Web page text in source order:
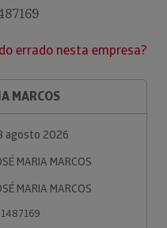
errado nesta empresa?
MARCOS
agosto 2026
MARIA MARCOS
MARIA MARCOS